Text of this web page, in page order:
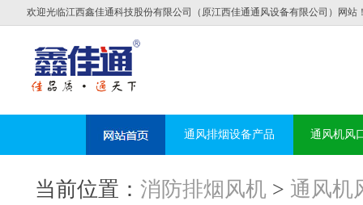
欢迎光临江西鑫佳通科技股份有限公司（原江西佳通通风设备有限公司）网站
通风排烟设备产品 通风机风
当前位置： 消防排烟风机 > 通风机